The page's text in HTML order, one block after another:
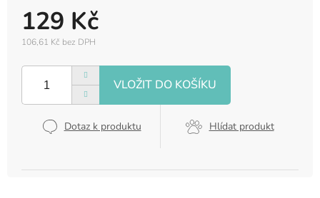
129 Kč
106,61 Kč bez DPH
cena:
Dotaz k produktu Hlídat produkt